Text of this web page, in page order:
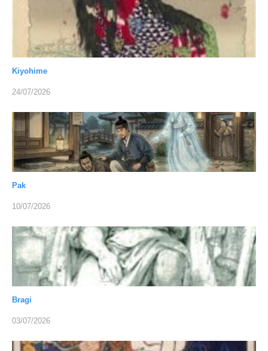
Kiyohime
24/07/2026
Pak
10/07/2026
Bragi
03/07/2026